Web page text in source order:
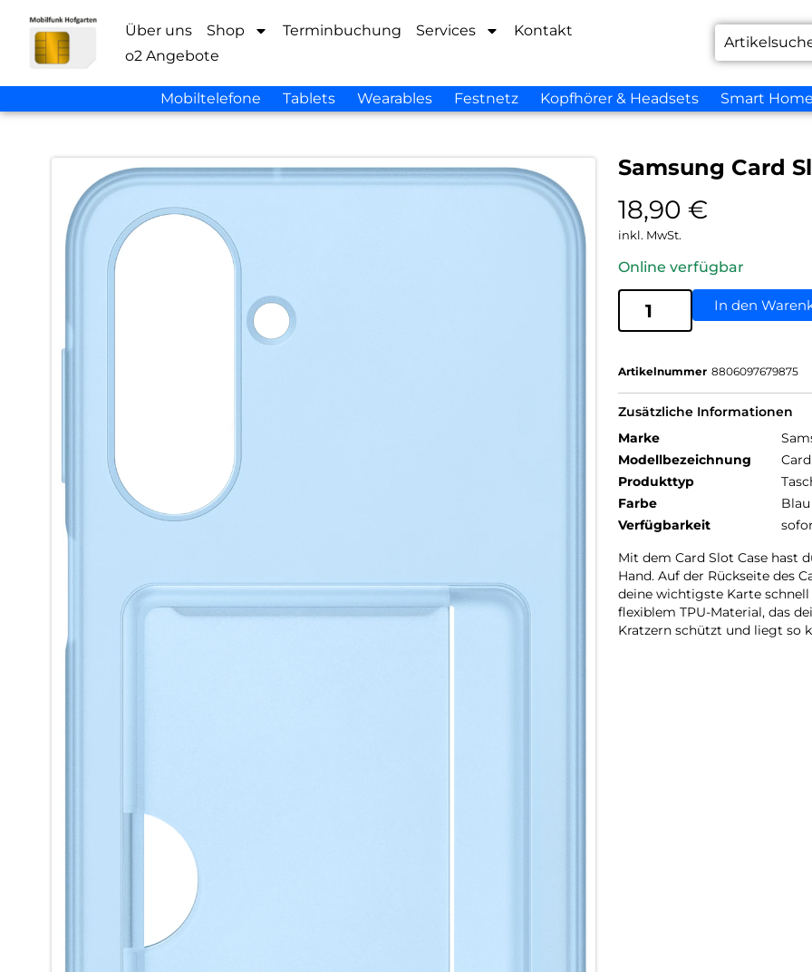
Über uns Shop Terminbuchung Services
Kontakt
o2 Angebote
Mobiltelefone Tablets Wearables Festnetz Kopfhörer & Headsets Smart
Samsung Card
18,90 €
inkl. MwSt.
Online verfügbar
In den
Artikelnummer 8806097679875
Zusätzliche Informationen
Marke
Modellbezeichnung
Produkttyp
Farbe
Blau
Verfügbarkeit
Mit dem Card Slot Case hast
Hand. Auf der Rückseite des
deine wichtigste Karte
flexiblem TPU-Material, das
Kratzern schützt und liegt so